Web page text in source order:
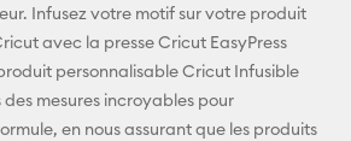
Infusez votre motif sur votre produit
avec la presse Cricut EasyPress
personnalisable Cricut Infusible
des mesures incroyables pour
en nous assurant que les produits